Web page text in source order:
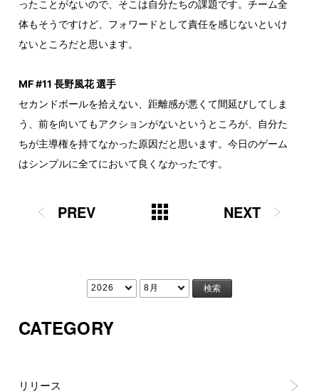
ったことがないので、そこは自分たちの課題です。チーム全
体もそうですけど、フォワードとして責任を感じないといけ
ないところだと思います。
MF #11 長野風花 選手
セカンドボールを拾えない、距離感が悪くて間延びしてしま
う、前を向いてもアクションがないというところが、自分た
ちが主導権を持てなかった原因だと思います。今日のゲーム
はシンプルに全てにおいて良くなかったです。
PREV NEXT
CATEGORY
リリース